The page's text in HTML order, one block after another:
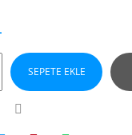
SEPETE EKLE